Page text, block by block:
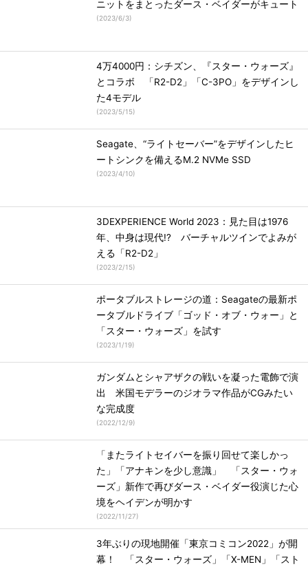
ニットをまとったダース・ベイダーがキュート
(2023/6/3)
4万4000円：シチズン、『スター・ウォーズ』
とコラボ 「R2-D2」「C-3PO」をデザインし
た4モデル
(2023/5/15)
Seagate、“ライトセーバー”をデザインしたヒ
ートシンクを備えるM.2 NVMe SSD
(2023/4/10)
3DEXPERIENCE World 2023：見た目は1976
年、中身は現代!? バーチャルツインでよみが
える「R2-D2」
(2023/2/15)
ポータブルストレージの道：Seagateの最新ポ
ータブルドライブ「ゴッド・オブ・ウォー」と
「スター・ウォーズ」を試す
(2023/1/19)
ガンダムとシャアザクの戦いを凝った電飾で演
出 米国モデラーのジオラマ作品がCGみたい
な完成度
(2022/12/9)
「またライトセイバーを振り回せて楽しかっ
た」「アナキンを少し意識」 「スター・ウォ
ーズ」新作で再びダース・ベイダー役演じた心
境をヘイデンが明かす
(2022/11/27)
3年ぶりの現地開催「東京コミコン2022」が開
幕！ 「スター・ウォーズ」「X-MEN」「スト